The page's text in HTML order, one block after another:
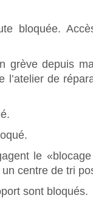
blo­quée.
depuis
l’ate­lier de
le
centre de tri
sont blo­qués.